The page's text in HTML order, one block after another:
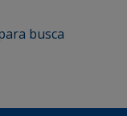
busca